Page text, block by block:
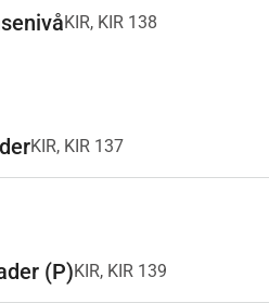
KIR, KIR 138
KIR, KIR 137
(P)KIR, KIR 139